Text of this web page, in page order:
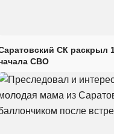
СК раскрыл
СВО